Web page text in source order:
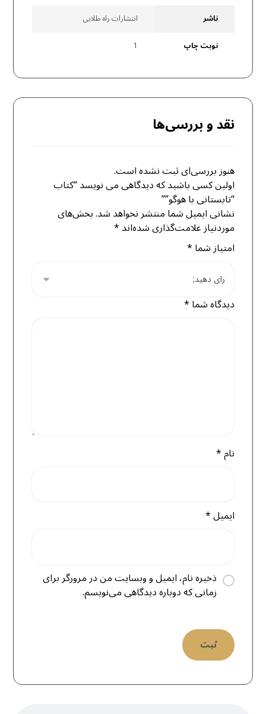
ناشر
انتشارات راه طلایی
نوبت چاپ
1
نقد و بررسی‌ها
هنوز بررسی‌ای ثبت نشده است.
اولین کسی باشید که دیدگاهی می نویسد “کتاب
“تابستانی با هوگو””
نشانی ایمیل شما منتشر نخواهد شد.بخش‌های
موردنیاز علامت‌گذاری شده‌اند*
امتیاز شما*
دیدگاه شما*
نام*
ایمیل*
ذخیره نام، ایمیل و وبسایت من در مرورگر برای
زمانی که دوباره دیدگاهی می‌نویسم.